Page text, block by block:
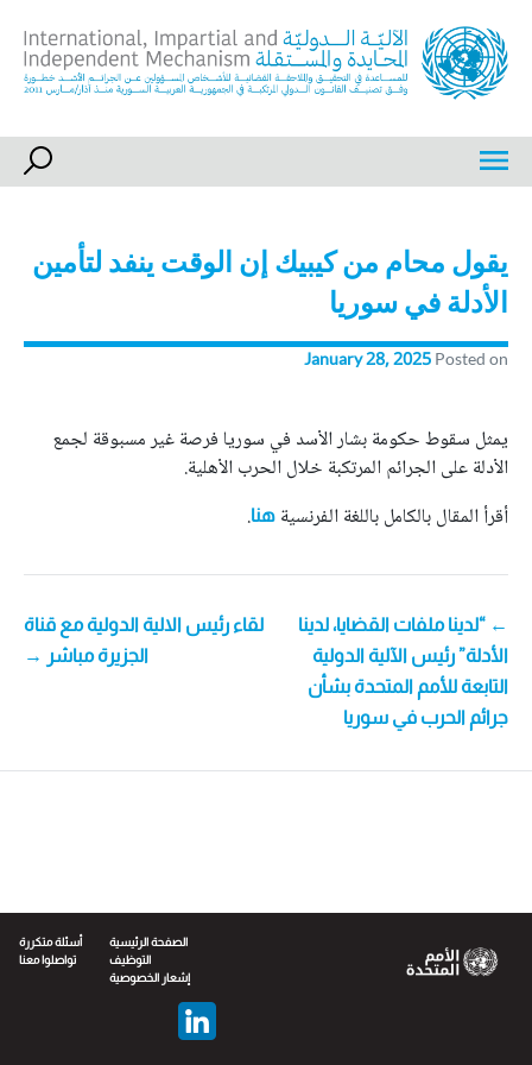
content
IIIM
International, Impartial and Independent Mechanism
يقول محام من كيبيك إن الوقت ينفد لتأمين
الأدلة في سوريا
Posted on
January 28, 2025
يمثل سقوط حكومة بشار الأسد في سوريا فرصة غير مسبوقة لجمع
الأدلة على الجرائم المرتكبة خلال الحرب الأهلية.
أقرأ المقال بالكامل باللغة الفرنسية هنا.
POST
NAVIGATION
← “لدينا ملفات القضايا، لدينا
الأدلة” رئيس الآلية الدولية
التابعة للأمم المتحدة بشأن
جرائم الحرب في سوريا
لقاء رئيس الالية الدولية مع قناة
الجزيرة مباشر →
الصفحة الرئيسية
أسئلة متكررة
التوظيف
تواصلوا معنا
إشعار الخصوصية